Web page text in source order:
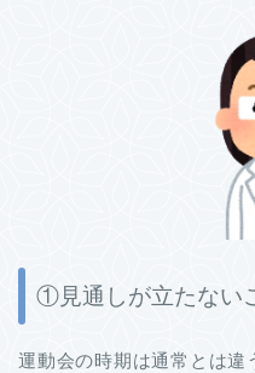
①見通しが立たない
運動会の時期は通常とは違